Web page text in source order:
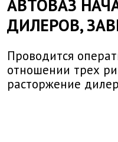
АВТОВАЗ
ДИЛЕРОВ,
Проводится
отношении трех
расторжение